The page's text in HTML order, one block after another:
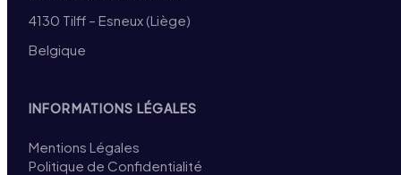
4130 Tilff – Esneux (Liège)
Belgique
INFORMATIONS LÉGALES
Mentions Légales
Politique de Confidentialité